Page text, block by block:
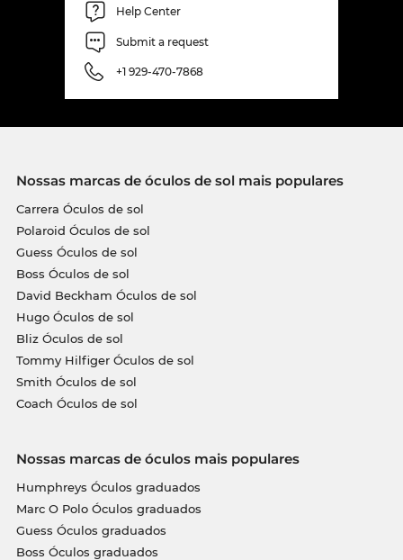
Help Center
Submit a request
+1 929-470-7868
Nossas marcas de óculos de sol mais populares
Carrera Óculos de sol
Polaroid Óculos de sol
Guess Óculos de sol
Boss Óculos de sol
David Beckham Óculos de sol
Hugo Óculos de sol
Bliz Óculos de sol
Tommy Hilfiger Óculos de sol
Smith Óculos de sol
Coach Óculos de sol
Nossas marcas de óculos mais populares
Humphreys Óculos graduados
Marc O Polo Óculos graduados
Guess Óculos graduados
Boss Óculos graduados